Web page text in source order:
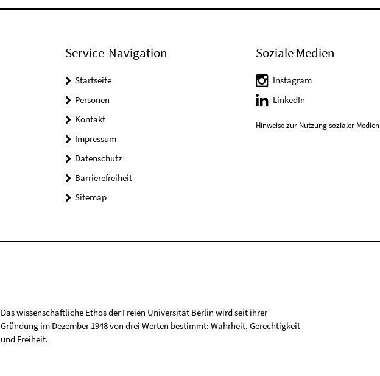
Service-Navigation
Startseite
Personen
Kontakt
Impressum
Datenschutz
Barrierefreiheit
Sitemap
Soziale Medien
Instagram
LinkedIn
Hinweise zur Nutzung sozialer Medien
Das wissenschaftliche Ethos der Freien Universität Berlin wird seit ihrer
Gründung im Dezember 1948 von drei Werten bestimmt: Wahrheit, Gerechtigkeit
und Freiheit.